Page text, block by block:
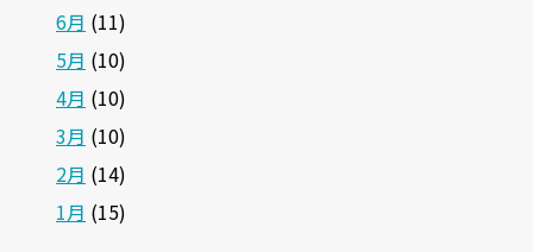
6月 (11)
5月 (10)
4月 (10)
3月 (10)
2月 (14)
1月 (15)